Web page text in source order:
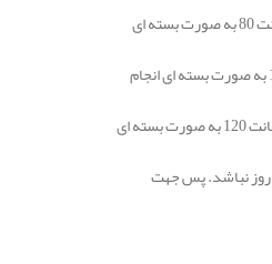
قیمت عایق پشم سنگ اصفهان تخته ای 3 سانتی متر دانسیته 80 در هر متر مربع 106.000 تومان است. فروش عایق پشم سنگ تخته ای 3 سانت 80 به صورت بسته ای
قیمت عایق پشم سنگ تخته ای 3 سانتی متر دانسیته 100 در هر متر مربع 116.000 تومان است. فروش عایق پشم سنگ تخته ای 3 سانت 100 به صورت بسته ای انجام
قیمت عایق پشم سنگ اصفهان تخته ای 3 سانتی متر دانسیته 120 در هر متر مربع 137.000 تومان است. فروش عایق پشم سنگ تخته ای 3 سانت 120 به صورت بسته ای
روز نباشد. پس جهت